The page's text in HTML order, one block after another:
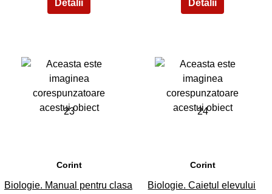
23
Corint
Biologie. Manual pentru clasa
24
Corint
Biologie. Caietul elevului